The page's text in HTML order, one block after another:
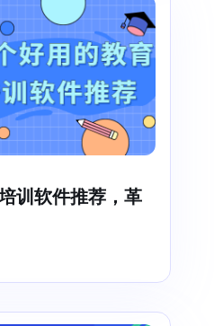
训软件推荐，革